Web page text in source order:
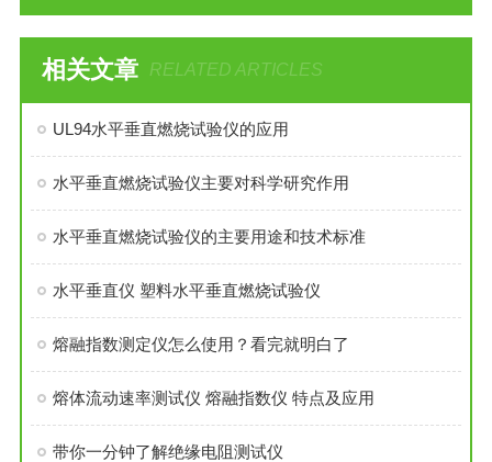
相关文章 RELATED ARTICLES
UL94水平垂直燃烧试验仪的应用
水平垂直燃烧试验仪主要对科学研究作用
水平垂直燃烧试验仪的主要用途和技术标准
水平垂直仪 塑料水平垂直燃烧试验仪
熔融指数测定仪怎么使用？看完就明白了
熔体流动速率测试仪 熔融指数仪 特点及应用
带你一分钟了解绝缘电阻测试仪